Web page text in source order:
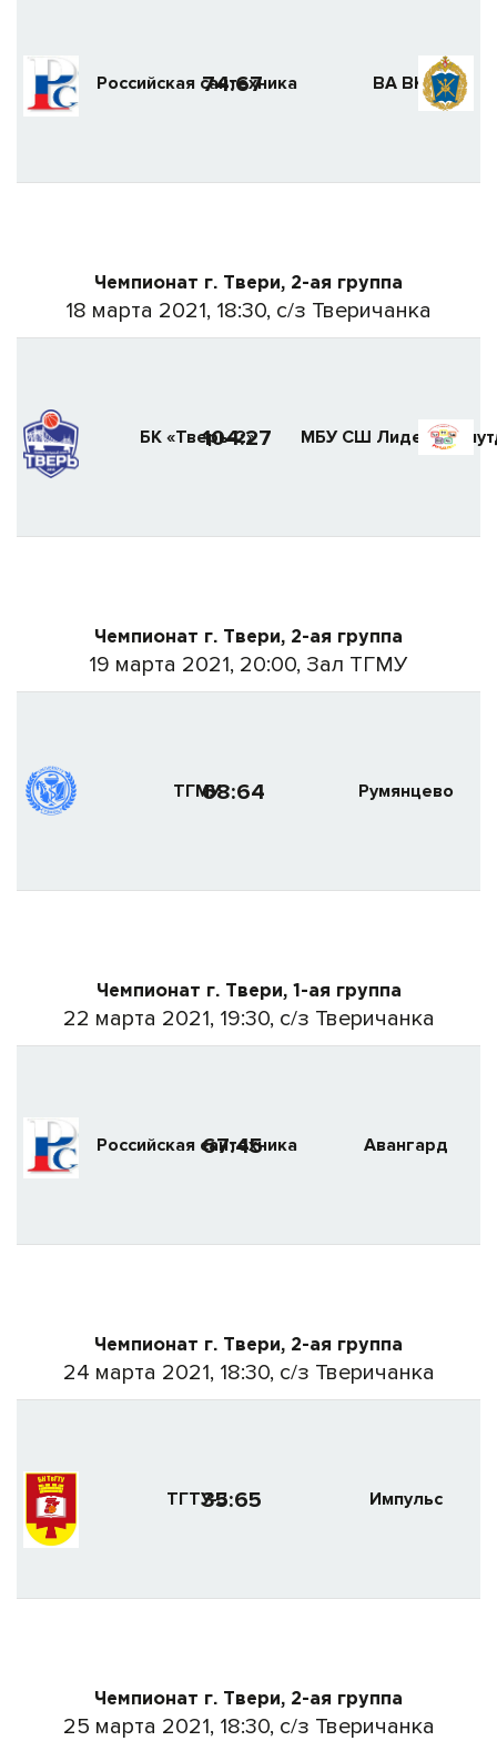
Российская сантехника
74:67 ВА ВКО
Чемпионат г. Твери, 2-ая группа
18 марта 2021, 18:30, с/з Тверичанка
БК «Тверь-2»
104:27 МБУ СШ Лидер
Чемпионат г. Твери, 2-ая группа
19 марта 2021, 20:00, Зал ТГМУ
ТГМУ68:64 Румянцево
Чемпионат г. Твери, 1-ая группа
22 марта 2021, 19:30, с/з Тверичанка
Российская сантехника
67:45 Авангард
Чемпионат г. Твери, 2-ая группа
24 марта 2021, 18:30, с/з Тверичанка
ТГТУ-335:65 Импульс
Чемпионат г. Твери, 2-ая группа
25 марта 2021, 18:30, с/з Тверичанка